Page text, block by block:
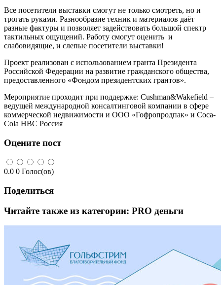
Все посетители выставки смогут не только смотреть, но и
трогать руками. Разнообразие техник и материалов даёт
разные фактуры и позволяет задействовать большой спектр
тактильных ощущений. Работу смогут оценить и
слабовидящие, и слепые посетители выставки!
Проект реализован с использованием гранта Президента
Российской Федерации на развитие гражданского общества,
предоставленного «Фондом президентских грантов».
Мероприятие проходит при поддержке: Cushman&Wakefield –
ведущей международной консалтинговой компании в сфере
коммерческой недвижимости и ООО «Гофропродпак» и Coca-
Cola HBC Россия
Оцените пост
0.0 0 Голос(ов)
Поделиться
Читайте также из категории: PRO деньги